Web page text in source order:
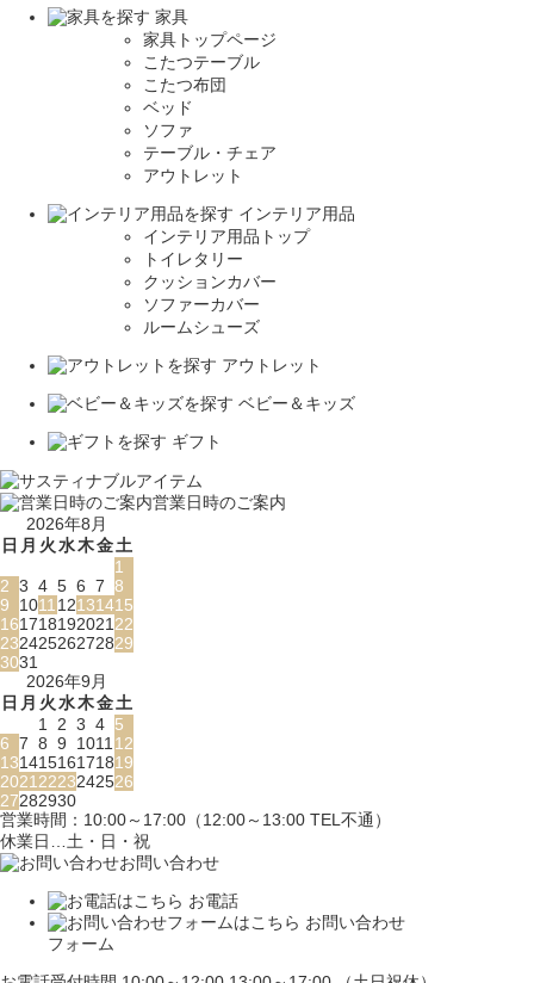
家具
家具トップページ
こたつテーブル
こたつ布団
ベッド
ソファ
テーブル・チェア
アウトレット
インテリア用品
インテリア用品トップ
トイレタリー
クッションカバー
ソファーカバー
ルームシューズ
アウトレット
ベビー＆キッズ
ギフト
営業日時のご案内
2026年8月
日 月 火水木金土
1
2 3 4 5 6 7 8
9
101112131415
16171819202122
23242526272829
3031
2026年9月
日 月 火水木金土
1 2 3 4 5
6 7 8 9 101112
13141516171819
20212223242526
27282930
営業時間：10:00～17:00（12:00～13:00 TEL不通）
休業日…土・日・祝
お問い合わせ
お電話
お問い合わせ
フォーム